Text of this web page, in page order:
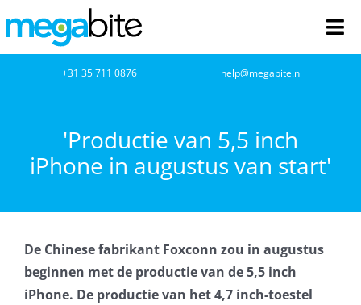
naar
inhoud
Netwerkbeheer
Cloud Computing
VOIP
+31 35 711 0876 help@megabite.nl
'Productie van 5,5 inch
iPhone in augustus van start'
De Chinese fabrikant Foxconn zou in augustus
beginnen met de productie van de 5,5 inch
iPhone. De productie van het 4,7 inch-toestel